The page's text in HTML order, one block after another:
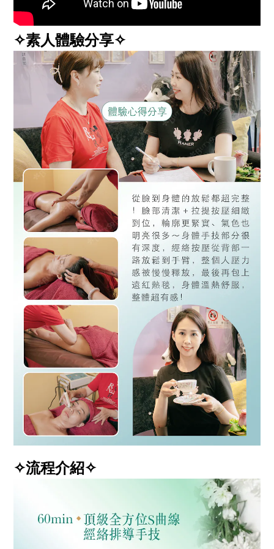
✧素人體驗分享✧
✧流程介紹✧